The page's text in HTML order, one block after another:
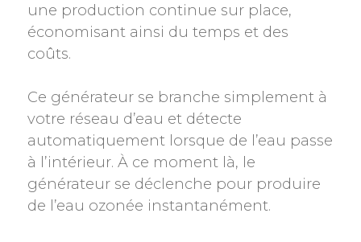
une production continue sur place,
économisant ainsi du temps et des
coûts.
Ce générateur se branche simplement à
votre réseau d’eau et détecte
automatiquement lorsque de l’eau passe
à l’intérieur. À ce moment là, le
générateur se déclenche pour produire
de l’eau ozonée instantanément.